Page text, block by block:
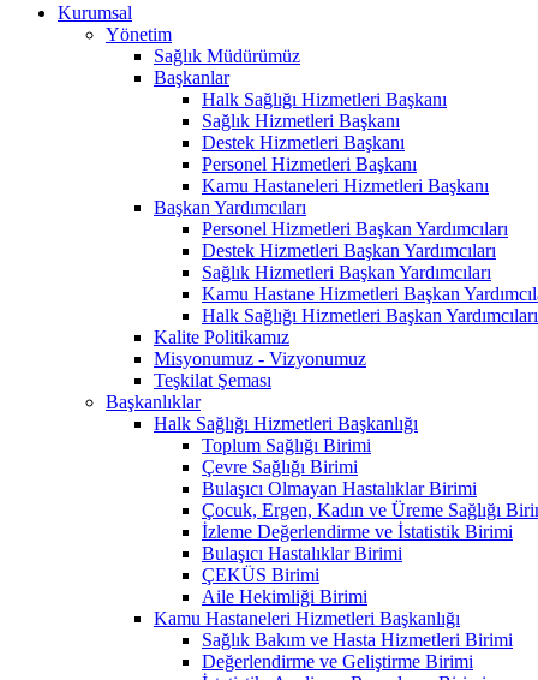
Kurumsal
Yönetim
Sağlık Müdürümüz
Başkanlar
Halk Sağlığı Hizmetleri Başkanı
Sağlık Hizmetleri Başkanı
Destek Hizmetleri Başkanı
Personel Hizmetleri Başkanı
Kamu Hastaneleri Hizmetleri Başkanı
Başkan Yardımcıları
Personel Hizmetleri Başkan Yardımcıları
Destek Hizmetleri Başkan Yardımcıları
Sağlık Hizmetleri Başkan Yardımcıları
Kamu Hastane Hizmetleri Başkan
Halk Sağlığı Hizmetleri Başkan Yardımcıları
Kalite Politikamız
Misyonumuz - Vizyonumuz
Teşkilat Şeması
Başkanlıklar
Halk Sağlığı Hizmetleri Başkanlığı
Toplum Sağlığı Birimi
Çevre Sağlığı Birimi
Bulaşıcı Olmayan Hastalıklar Birimi
Çocuk, Ergen, Kadın ve Üreme Sağlığı
İzleme Değerlendirme ve İstatistik Birimi
Bulaşıcı Hastalıklar Birimi
ÇEKÜS Birimi
Aile Hekimliği Birimi
Kamu Hastaneleri Hizmetleri Başkanlığı
Sağlık Bakım ve Hasta Hizmetleri Birimi
Değerlendirme ve Geliştirme Birimi